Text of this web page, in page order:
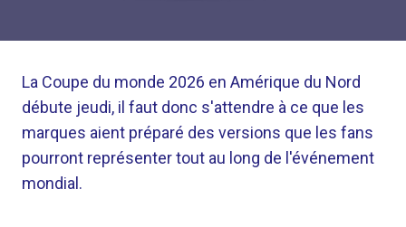
La Coupe du monde 2026 en Amérique du Nord
débute jeudi, il faut donc s'attendre à ce que les
marques aient préparé des versions que les fans
pourront représenter tout au long de l'événement
mondial.